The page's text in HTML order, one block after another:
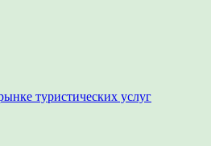
туристических услуг